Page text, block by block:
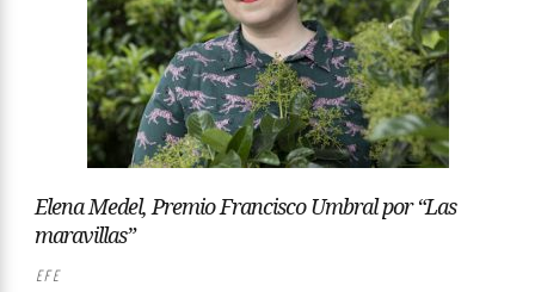
Elena Medel, Premio Francisco Umbral por “Las
maravillas”
EFE